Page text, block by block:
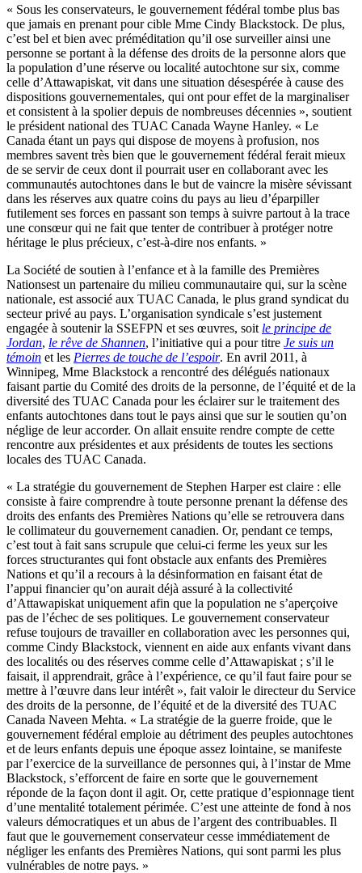
« Sous les conservateurs, le gouvernement fédéral tombe plus bas
que jamais en prenant pourcible Mme Cindy Blackstock. De plus,
c’est bel et bien avec préméditation qu’il ose surveiller ainsi une
personne se portant à la défense des droits de la personne alors que
la population d’une réserve ou localité autochtone sursix, comme
celle d’Attawapiskat, vit dans une situation désespérée à cause des
dispositions gouvernementales, qui ont poureffet de la marginaliser
et consistent à la spolier depuis de nombreuses décennies », soutient
le président national des TUAC Canada Wayne Hanley. « Le
Canada étant un pays qui dispose de moyens à profusion, nos
membres savent très bien que le gouvernement fédéral ferait mieux
de se servirde ceux dont il pourrait user en collaborant avec les
communautés autochtones dans le but de vaincre la misère sévissant
dans les réserves aux quatre coins du pays au lieu d’éparpiller
futilement ses forces en passant son temps à suivre partout à la trace
une consœurqui ne fait que tenterde contribuer à protéger notre
héritage le plus précieux, c’est-à-dire nos enfants. »
La Société de soutien à l’enfance et à la famille des Premières
Nationsest un partenaire du milieu communautaire qui, surla scène
nationale, est associé aux TUAC Canada, le plus grand syndicat du
secteur privé au pays. L’organisation syndicale s’est justement
engagée à soutenir la SSEFPN et ses œuvres, soit le principe de
Jordan, le rêve de Shannen, l’initiative qui a pour titre Je suis un
témoin et les Pierres de touche de l’espoir. En avril 2011, à
Winnipeg, Mme Blackstock a rencontré des délégués nationaux
faisant partie du Comité des droits de la personne, de l’équité et de la
diversité des TUAC Canada pour les éclairer sur le traitement des
enfants autochtones dans tout le pays ainsi que sur le soutien qu’on
néglige de leur accorder. On allait ensuite rendre compte de cette
rencontre aux présidentes et aux présidents de toutes les sections
locales des TUAC Canada.
« La stratégie du gouvernement de Stephen Harper est claire : elle
consiste à faire comprendre à toute personne prenant la défense des
droits des enfants des Premières Nations qu’elle se retrouvera dans
le collimateur du gouvernement canadien. Or, pendant ce temps,
c’est tout à fait sans scrupule que celui-ci ferme les yeux sur les
forces structurantes qui font obstacle aux enfants des Premières
Nations et qu’il a recours à la désinformation en faisant état de
l’appui financier qu’on aurait déjà assuré à la collectivité
d’Attawapiskat uniquement afin que la population ne s’aperçoive
pas de l’échec de ses politiques. Le gouvernement conservateur
refuse toujours de travailler en collaboration avec les personnes qui,
comme Cindy Blackstock, viennent en aide aux enfants vivant dans
des localités ou des réserves comme celle d’Attawapiskat ; s’il le
faisait, il apprendrait, grâce à l’expérience, ce qu’il faut faire pour se
mettre à l’œuvre dans leur intérêt », fait valoir le directeur du Service
des droits de la personne, de l’équité et de la diversité des TUAC
Canada Naveen Mehta. « La stratégie de la guerre froide, que le
gouvernement fédéral emploie au détriment des peuples autochtones
et de leurs enfants depuis une époque assez lointaine, se manifeste
par l’exercice de la surveillance de personnes qui, à l’instar de Mme
Blackstock, s’efforcent de faire en sorte que le gouvernement
réponde de la façon dont il agit. Or, cette pratique d’espionnage tient
d’une mentalité totalement périmée. C’est une atteinte de fond à nos
valeurs démocratiques et un abus de l’argent des contribuables. Il
faut que le gouvernement conservateur cesse immédiatement de
négliger les enfants des Premières Nations, qui sont parmi les plus
vulnérables de notre pays. »